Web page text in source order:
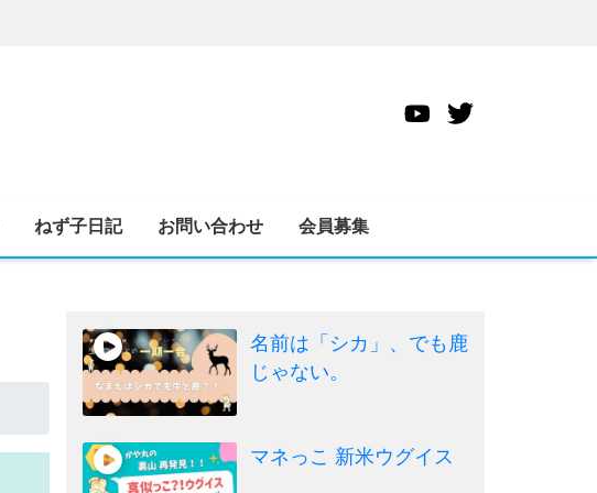
ねず子日記 お問い合わせ 会員募集
名前は「シカ」、でも鹿
じゃない。
マネっこ 新米ウグイス